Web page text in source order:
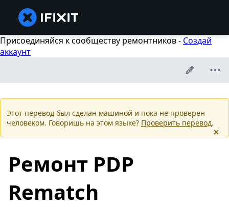
Присоединяйся к сообществу ремонтников - Создай
аккаунт
Этот перевод был сделан машиной и пока не проверен
человеком. Говоришь на этом языке? Проверить перевод.
Ремонт PDP
Rematch